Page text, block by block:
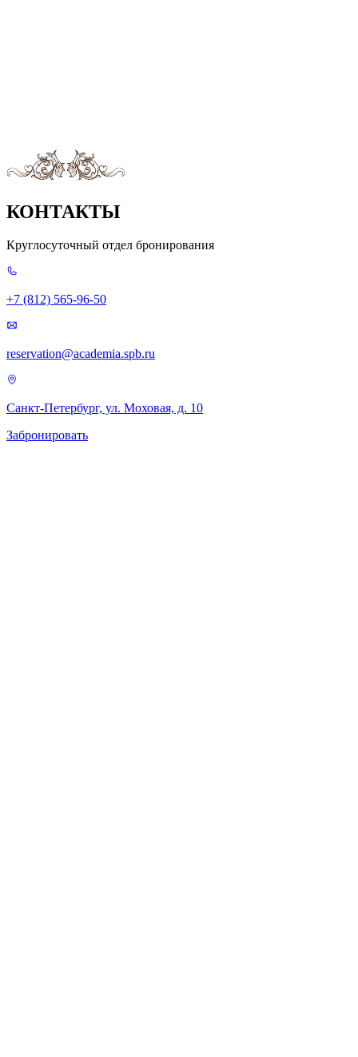
КОНТАКТЫ
Круглосуточный отдел бронирования
+7 (812) 565-96-50
reservation@academia.spb.ru
Санкт-Петербург, ул. Моховая, д. 10
Забронировать